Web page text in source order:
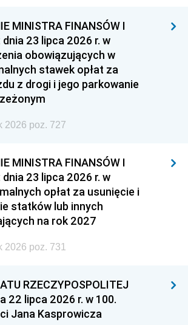
MINISTRA FINANSÓW I
dnia 23 lipca 2026 r. w
obowiązujących w
stawek opłat za
z drogi i jego parkowanie
2026 poz. 727
MINISTRA FINANSÓW I
dnia 23 lipca 2026 r. w
opłat za usunięcie i
statków lub innych
na rok 2027
2026 poz. 731
RZECZYPOSPOLITEJ
22 lipca 2026 r. w 100.
Jana Kasprowicza